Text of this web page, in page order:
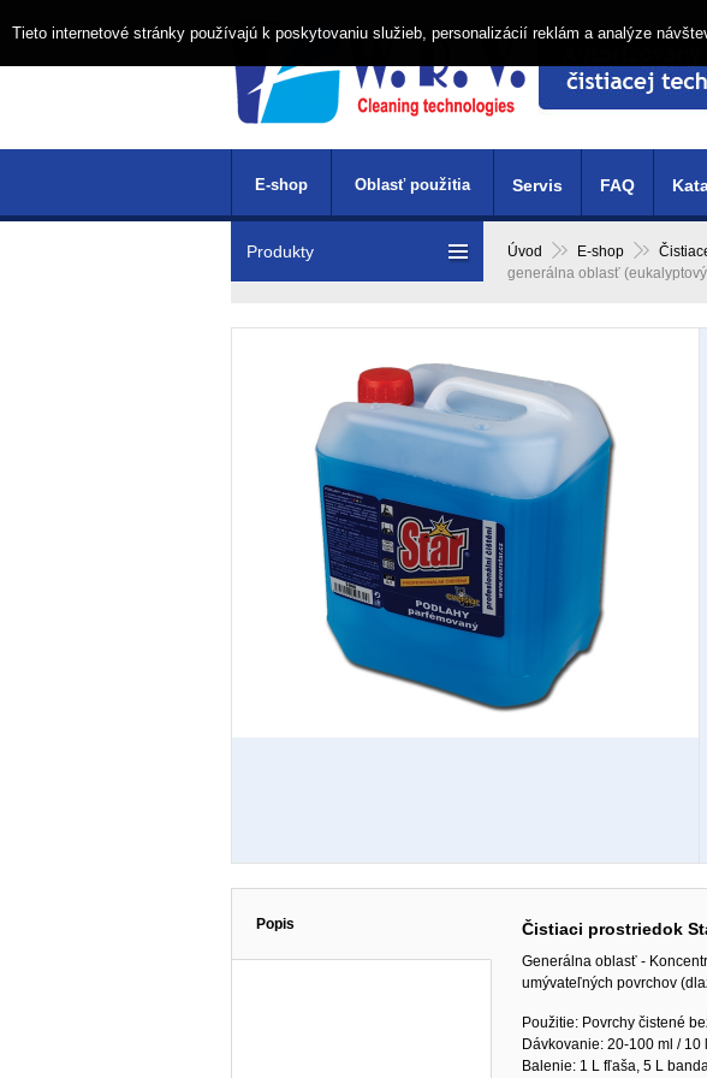
Úvod E-shop
generálna oblasť
Popis Čistiaci prostriedok
Generálna oblasť -
umývateľných povrchov
Použitie: Povrchy čistené
Dávkovanie: 20-100 ml / 10
Balenie: 1 L fľaša, 5 L
Produkty
E-shop Oblasť použitia Servis FAQ
Tieto internetové stránky používajú k poskytovaniu služieb, personalizácií reklám a analýze